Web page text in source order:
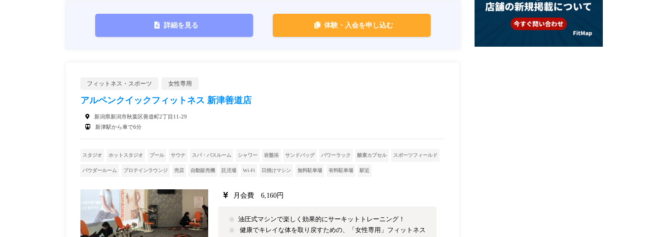
詳細を見る 体験・入会を申し込む
フィットネス・スポーツ 女性専用
アルペンクイックフィットネス 新津善道店
新潟県新潟市秋葉区善道町2丁目11-29
新津駅から車で6分
スタジオ ホットスタジオ プール サウナ スパ・バスルーム シャワー 岩盤浴 サンドバッグ パワーラック 酸素カプセル スポーツフィールド
パウダールーム プロテインラウンジ 売店 自動販売機 託児場 Wi-Fi 日焼けマシン 無料駐車場 有料駐車場 駅近
月会費 6,160円
油圧式マシンで楽しく効果的にサーキットトレーニング！
健康でキレイな体を取り戻すための、「女性専用」フィットネス